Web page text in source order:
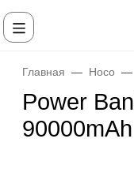
Главная Hoco
Power